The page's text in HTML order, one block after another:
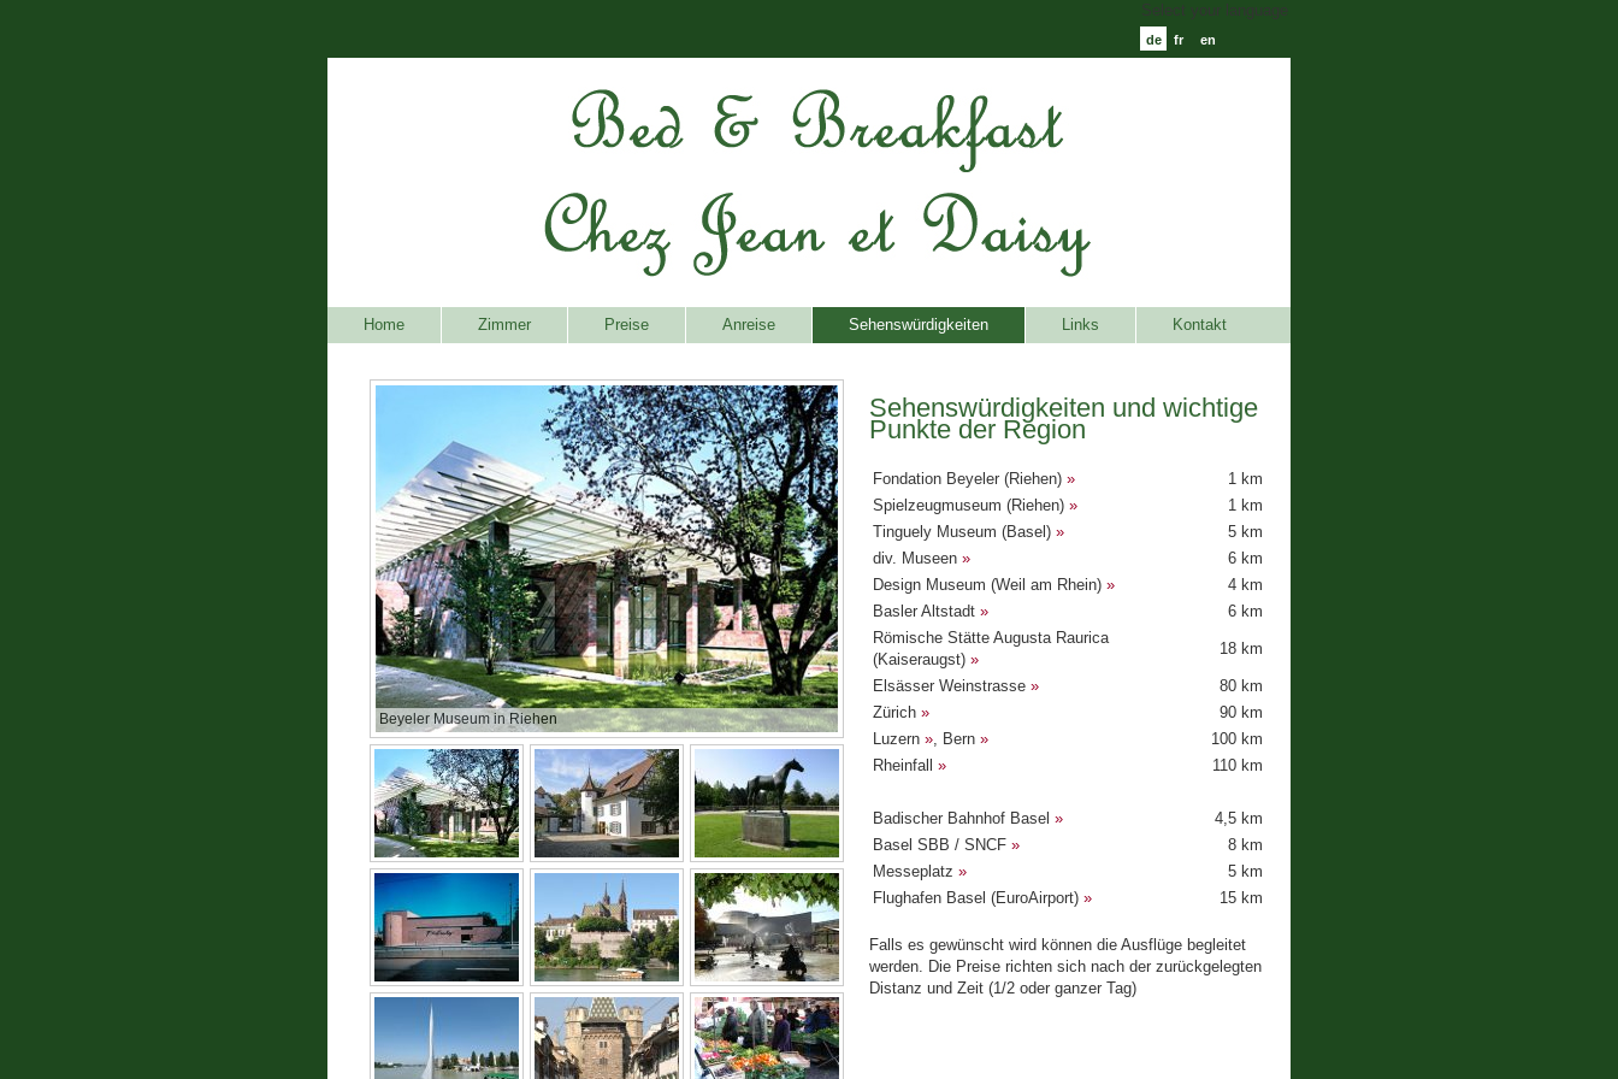
de fr en
Home Zimmer Preise Anreise Sehenswürdigkeiten Links Kontakt
Sehenswürdigkeiten und wichtige
Punkte der Region
Fondation Beyeler (Riehen) »
1 km
Spielzeugmuseum (Riehen) »
1 km
Tinguely Museum (Basel) »
5 km
div. Museen »
6 km
Design Museum (Weil am Rhein) »
4 km
Basler Altstadt »
6 km
Römische Stätte Augusta Raurica
(Kaiseraugst) »
18 km
Elsässer Weinstrasse »
80 km
Zürich »
90 km
Luzern », Bern »
100 km
Rheinfall » 110 km
Badischer Bahnhof Basel »
4,5 km
Basel SBB / SNCF »
8 km
Messeplatz »
5 km
Flughafen Basel (EuroAirport) » 15 km
Falls es gewünscht wird können die Ausflüge begleitet
werden. Die Preise richten sich nach der zurückgelegten
Distanz und Zeit (1/2 oder ganzer Tag)
Beyeler Museum in Riehen